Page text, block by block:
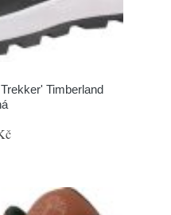
Timberland